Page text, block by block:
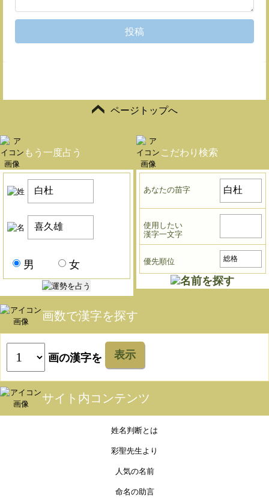
投稿
ページトップへ
もう一度占う
男 女
こだわり検索
あなたの苗字
使用したい
漢字一文字
優先順位
画数で漢字を探す
画の漢字を 表示
サイト内コンテンツ
姓名判断とは
彩聖先生より
人気の名前
命名の助言